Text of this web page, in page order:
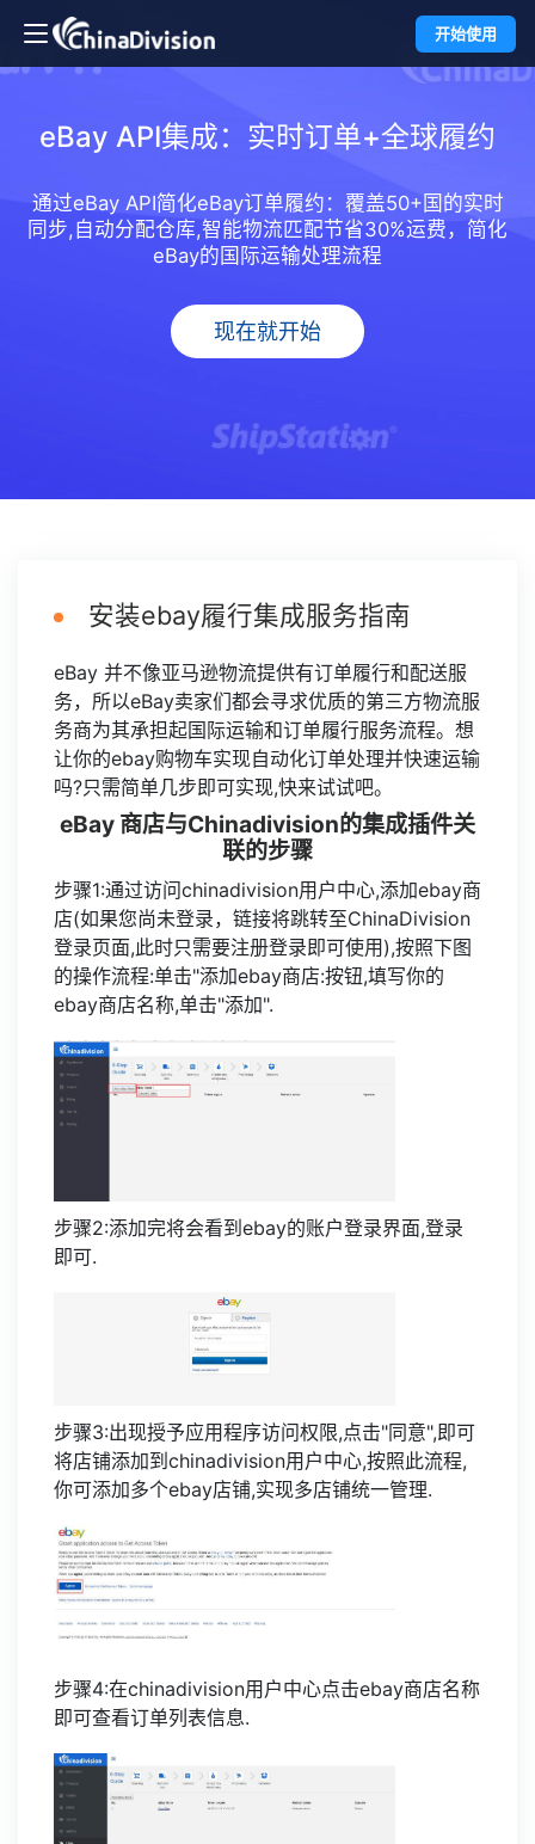
开始使用
eBay API集成：实时订单+全球履约
通过eBay API简化eBay订单履约：覆盖50+国的实时
同步,自动分配仓库,智能物流匹配节省30%运费，简化
eBay的国际运输处理流程
现在就开始
安装ebay履行集成服务指南
eBay 并不像亚马逊物流提供有订单履行和配送服
务，所以eBay卖家们都会寻求优质的第三方物流服
务商为其承担起国际运输和订单履行服务流程。想
让你的ebay购物车实现自动化订单处理并快速运输
吗?只需简单几步即可实现,快来试试吧。
eBay 商店与Chinadivision的集成插件关
联的步骤
步骤1:通过访问chinadivision用户中心,添加ebay商
店(如果您尚未登录，链接将跳转至ChinaDivision
登录页面,此时只需要注册登录即可使用),按照下图
的操作流程:单击"添加ebay商店:按钮,填写你的
ebay商店名称,单击"添加".
步骤2:添加完将会看到ebay的账户登录界面,登录
即可.
步骤3:出现授予应用程序访问权限,点击"同意",即可
将店铺添加到chinadivision用户中心,按照此流程,
你可添加多个ebay店铺,实现多店铺统一管理.
步骤4:在chinadivision用户中心点击ebay商店名称
即可查看订单列表信息.